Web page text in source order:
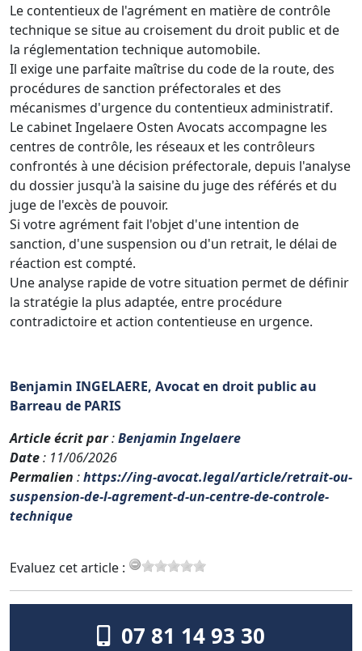
Le contentieux de l'agrément en matière de contrôle
technique se situe au croisement du droit public et de
la réglementation technique automobile.
Il exige une parfaite maîtrise du code de la route, des
procédures de sanction préfectorales et des
mécanismes d'urgence du contentieux administratif.
Le cabinet Ingelaere Osten Avocats accompagne les
centres de contrôle, les réseaux et les contrôleurs
confrontés à une décision préfectorale, depuis l'analyse
du dossier jusqu'à la saisine du juge des référés et du
juge de l'excès de pouvoir.
Si votre agrément fait l'objet d'une intention de
sanction, d'une suspension ou d'un retrait, le délai de
réaction est compté.
Une analyse rapide de votre situation permet de définir
la stratégie la plus adaptée, entre procédure
contradictoire et action contentieuse en urgence.
Benjamin INGELAERE, Avocat en droit public au
Barreau de PARIS
Article écrit par:Benjamin Ingelaere
Date: 11/06/2026
Permalien :https://ing-avocat.legal/article/retrait-ou-
suspension-de-l-agrement-d-un-centre-de-controle-
technique
Evaluez cet article :
07 81 14 93 30